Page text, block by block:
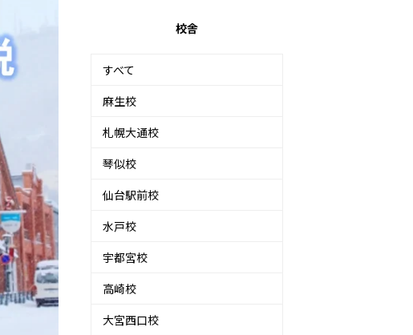
校舎
すべて
麻生校
札幌大通校
琴似校
仙台駅前校
水戸校
宇都宮校
高崎校
大宮西口校